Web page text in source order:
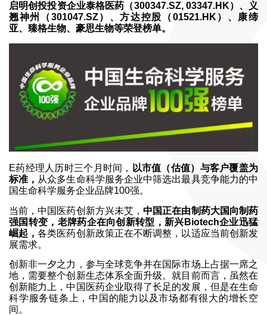
启明创投投资企业泰格医药（300347.SZ, 03347.HK）、义
翘神州（301047.SZ）、方达控股（01521.HK）、康缔
亚、臻格生物、豪思生物等荣登榜单。
E药经理人历时三个月时间，
以市值（估值）与客户覆盖为
标准， 从众多生命科学服务企业中筛选出最具竞争能力的中
国生命科学服务企业品牌100强。
当前，中国医药创新方兴未艾，中国正在由制药大国向制药
强国转变，老牌药企在向创新转型，新兴Biotech企业迅猛
崛起，各类医药创新政策正在不断调整，以适应当前创新发
展需求。
创新非一夕之力，参与全球竞争并在国际市场上占据一席之
地，需要整个创新生态体系全面升级。就目前而言，虽然在
创新能力上，中国医药企业取得了长足的发展，但是在生命
科学服务链条上，中国的能力以及市场都有很大的增长空
间。